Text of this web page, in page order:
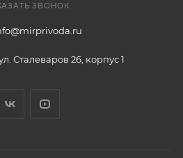
ЗВОНОК
Сталеваров 26, корпус 1